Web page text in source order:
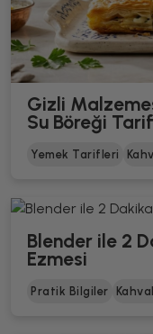
Gizli
Su Böreği
Yemek Tarifleri
Blender ile 2 Dakikada: Ev Yapımı Fındık
Ezmesi
Pratik Bilgiler